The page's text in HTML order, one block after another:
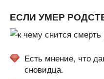
ЕСЛИ УМЕР
Есть мнение, что
сновидца.